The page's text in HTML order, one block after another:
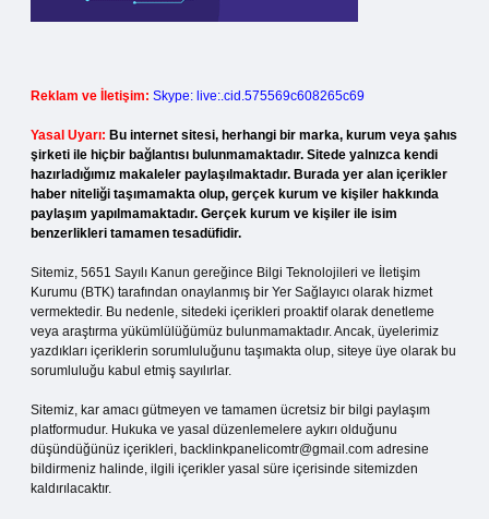
Reklam ve İletişim: Skype: live:.cid.575569c608265c69
Yasal Uyarı: Bu internet sitesi, herhangi bir marka, kurum veya şahıs
şirketi ile hiçbir bağlantısı bulunmamaktadır. Sitede yalnızca kendi
hazırladığımız makaleler paylaşılmaktadır. Burada yer alan içerikler
haber niteliği taşımamakta olup, gerçek kurum ve kişiler hakkında
paylaşım yapılmamaktadır. Gerçek kurum ve kişiler ile isim
benzerlikleri tamamen tesadüfidir.
Sitemiz, 5651 Sayılı Kanun gereğince Bilgi Teknolojileri ve İletişim
Kurumu (BTK) tarafından onaylanmış bir Yer Sağlayıcı olarak hizmet
vermektedir. Bu nedenle, sitedeki içerikleri proaktif olarak denetleme
veya araştırma yükümlülüğümüz bulunmamaktadır. Ancak, üyelerimiz
yazdıkları içeriklerin sorumluluğunu taşımakta olup, siteye üye olarak bu
sorumluluğu kabul etmiş sayılırlar.
Sitemiz, kar amacı gütmeyen ve tamamen ücretsiz bir bilgi paylaşım
platformudur. Hukuka ve yasal düzenlemelere aykırı olduğunu
düşündüğünüz içerikleri, backlinkpanelicomtr@gmail.com adresine
bildirmeniz halinde, ilgili içerikler yasal süre içerisinde sitemizden
kaldırılacaktır.